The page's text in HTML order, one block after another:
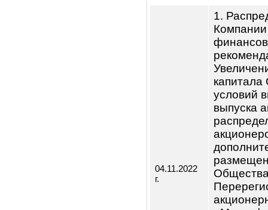
06.09.2022
1.